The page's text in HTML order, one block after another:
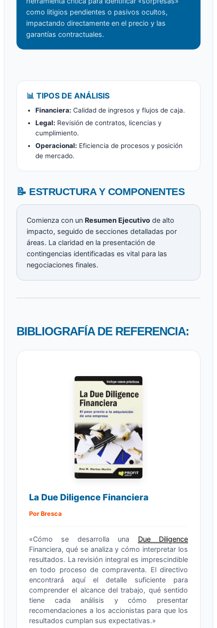
como litigios pendientes o pasivos ocultos,
impactando directamente en el precio y las
garantías contractuales.
📊 TIPOS DE ANÁLISIS
Financiera: Calidad de ingresos y flujos de caja.
Legal: Revisión de contratos, licencias y
cumplimiento.
Operacional: Eficiencia de procesos y posición
de mercado.
📝 ESTRUCTURA Y COMPONENTES
Comienza con un Resumen Ejecutivo de alto
impacto, seguido de secciones detalladas por
áreas. La claridad en la presentación de
contingencias identificadas es vital para las
negociaciones finales.
BIBLIOGRAFÍA DE REFERENCIA:
La Due Diligence Financiera
Por Bresca
«Cómo se desarrolla una Due Diligence
Financiera, qué se analiza y cómo interpretar los
resultados. La revisión integral es imprescindible
en todo proceso de compraventa. El directivo
encontrará aquí el detalle suficiente para
comprender el alcance del trabajo, qué sentido
tiene cada análisis y cómo presentar
recomendaciones a los accionistas para que los
resultados cumplan sus expectativas.»